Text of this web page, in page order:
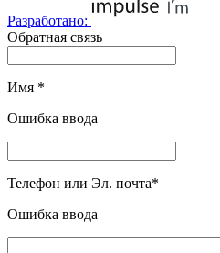
Разработано:
Обратная связь
Имя *
Ошибка ввода
Телефон или Эл. почта*
Ошибка ввода